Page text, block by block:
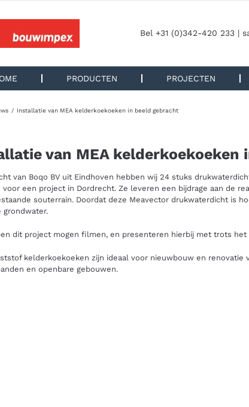
Bel +31 (0)342-420 233 |
PRODUCTEN PROJECTEN
Installatie van MEA kelderkoekoeken in beeld gebracht
van MEA kelderkoekoeken
van Boqo BV uit Eindhoven hebben wij 24 stuks
voor een project in Dordrecht. Ze leveren een bijdrage aan de
souterrain. Doordat deze Meavector drukwaterdicht is
grondwater.
dit project mogen filmen, en presenteren hierbij met trots het
kelderkoekoeken zijn ideaal voor nieuwbouw en renovatie
en openbare gebouwen.